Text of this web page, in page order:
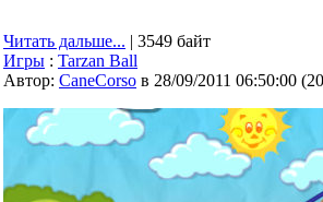
Читать дальше... | 3549 байт
Игры : Tarzan Ball
Автор: CaneCorso в 28/09/2011 06:50:00 (